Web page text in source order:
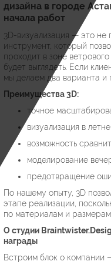
дизайна в городе
начала работ
3D-визуализация — это не
инструмент, который
проходит в зоне
будет выглядеть. Если
мы делаем два варианта и
Преимущества 3D:
точное
визуализация в
возможность
моделирование
предотвращение
По нашему опыту, 3D
этапе реализации,
по материалам и размерам.
О студии
награды
Встроим блок о компании